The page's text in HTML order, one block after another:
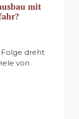
mit
dreht
von